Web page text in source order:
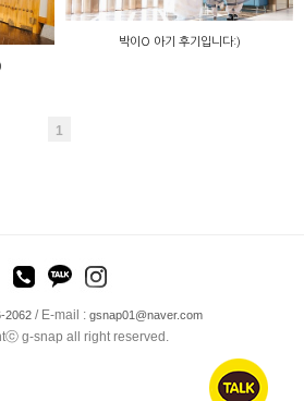
박이O 아기 후기입니다:)
1
2062 / E-mail : gsnap01@naver.com
g-snap all right reserved.